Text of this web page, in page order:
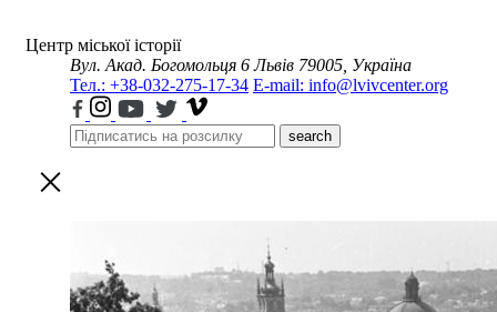
Центр міської історії
Вул. Акад. Богомольця 6 Львів 79005, Україна
Тел.: +38-032-275-17-34 E-mail: info@lvivcenter.org
search